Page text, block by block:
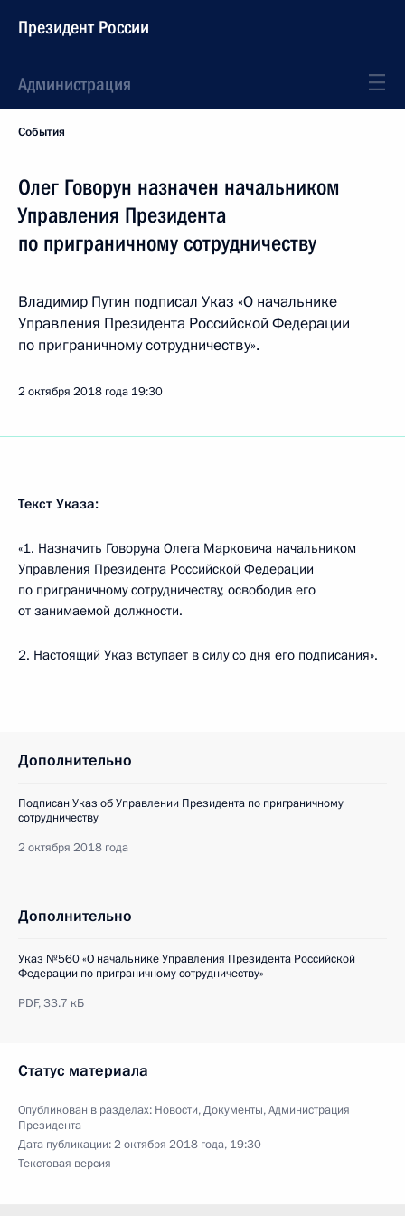
Президент России
Администрация
События
Олег Говорун назначен начальником
Управления Президента
по приграничному сотрудничеству
Владимир Путин подписал Указ «О начальнике
Управления Президента Российской Федерации
по приграничному сотрудничеству».
2 октября 2018 года 19:30
Текст Указа:
«1. Назначить Говоруна Олега Марковича начальником
Управления Президента Российской Федерации
по приграничному сотрудничеству, освободив его
от занимаемой должности.
2. Настоящий Указ вступает в силу со дня его подписания».
Дополнительно
Подписан Указ об Управлении Президента по приграничному
сотрудничеству
2 октября 2018 года
Дополнительно
Указ №560 «О начальнике Управления Президента Российской
Федерации по приграничному сотрудничеству»
PDF,33.7 кБ
Статус материала
Опубликован в разделах: Новости,Документы,Администрация
Президента
Дата публикации:2 октября 2018 года, 19:30
Текстовая версия